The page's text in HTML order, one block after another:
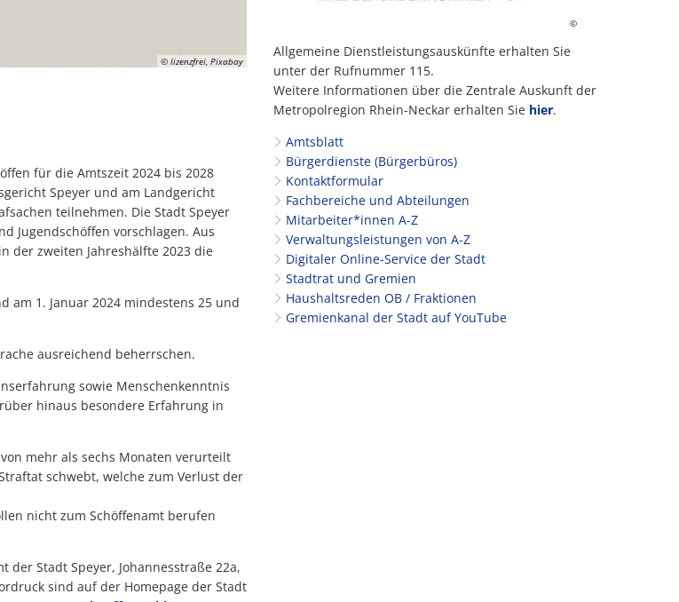
© lizenzfrei, Pixabay
für die Amtszeit 2024 bis 2028
Speyer und am Landgericht
teilnehmen. Die Stadt Speyer
Jugendschöffen vorschlagen. Aus
der zweiten Jahreshälfte 2023 die
am 1. Januar 2024 mindestens 25 und
ausreichend beherrschen.
sowie Menschenkenntnis
hinaus besondere Erfahrung in
mehr als sechs Monaten verurteilt
schwebt, welche zum Verlust der
nicht zum Schöffenamt berufen
Stadt Speyer, Johannesstraße 22a,
sind auf der Homepage der Stadt
©
Allgemeine Dienstleistungsauskünfte erhalten Sie
unter der Rufnummer 115.
Weitere Informationen über die Zentrale Auskunft der
Metropolregion Rhein-Neckar erhalten Sie hier.
Amtsblatt
Bürgerdienste (Bürgerbüros)
Kontaktformular
Fachbereiche und Abteilungen
Mitarbeiter*innen A-Z
Verwaltungsleistungen von A-Z
Digitaler Online-Service der Stadt
Stadtrat und Gremien
Haushaltsreden OB / Fraktionen
Gremienkanal der Stadt auf YouTube